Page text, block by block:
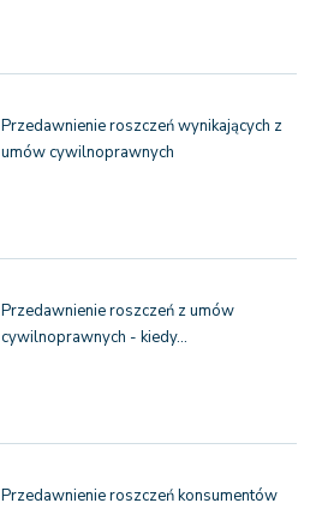
Przedawnienie roszczeń wynikających z
umów cywilnoprawnych
Przedawnienie roszczeń z umów
cywilnoprawnych - kiedy…
Przedawnienie roszczeń konsumentów